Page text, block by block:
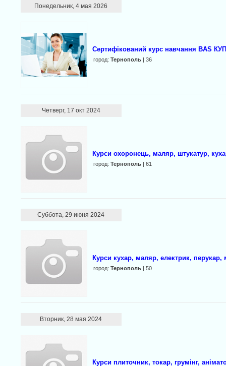
Понедельник, 4 мая 2026
Сертифікований курс навчання BAS КУП
город: Тернополь| 36
Четверг, 17 окт 2024
Курси охоронець, маляр, штукатур,
город: Тернополь| 61
Суббота, 29 июня 2024
Курси кухар, маляр, електрик,
город: Тернополь| 50
Вторник, 28 мая 2024
Курси плиточник, токар, грумінг,